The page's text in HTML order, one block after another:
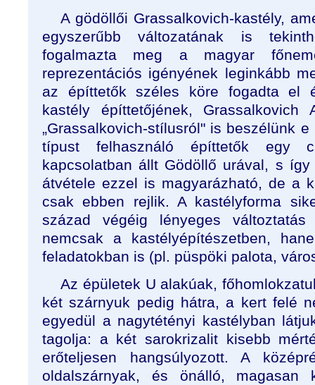
A gödöllői Grassalkovich-kastély,
egyszerűbb változatának is
fogalmazta meg a magyar
reprezentációs igényének leginkább
az építtetők széles köre fogadta el
kastély építtetőjének,
„Grassalkovich-stílusról" is beszélünk
típust felhasználó építtetők egy
kapcsolatban állt Gödöllő urával, s
átvétele ezzel is magyarázható, de a
csak ebben rejlik. A kastélyforma
század végéig lényeges
nemcsak a kastélyépítészetben,
feladatokban is (pl. püspöki palota,
Az épületek U alakúak,
két szárnyuk pedig hátra, a kert felé
egyedül a nagytétényi kastélyban
tagolja: a két sarokrizalit kisebb
erőteljesen hangsúlyozott. A
oldalszárnyak, és önálló, magasan